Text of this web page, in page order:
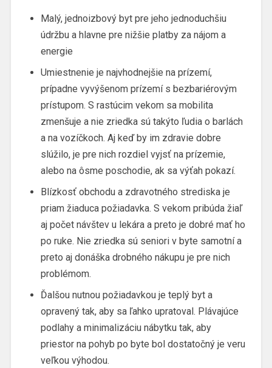
Malý, jednoizbový byt pre jeho jednoduchšiu
údržbu a hlavne pre nižšie platby za nájom a
energie
Umiestnenie je najvhodnejšie na prízemí,
prípadne vyvýšenom prízemí s bezbariérovým
prístupom. S rastúcim vekom sa mobilita
zmenšuje a nie zriedka sú takýto ľudia o barlách
a na vozíčkoch. Aj keď by im zdravie dobre
slúžilo, je pre nich rozdiel vyjsť na prízemie,
alebo na ôsme poschodie, ak sa výťah pokazí.
Blízkosť obchodu a zdravotného strediska je
priam žiaduca požiadavka. S vekom pribúda žiaľ
aj počet návštev u lekára a preto je dobré mať ho
po ruke. Nie zriedka sú seniori v byte samotní a
preto aj donáška drobného nákupu je pre nich
problémom.
Ďalšou nutnou požiadavkou je teplý byt a
opravený tak, aby sa ľahko upratoval. Plávajúce
podlahy a minimalizáciu nábytku tak, aby
priestor na pohyb po byte bol dostatočný je veru
veľkou výhodou.